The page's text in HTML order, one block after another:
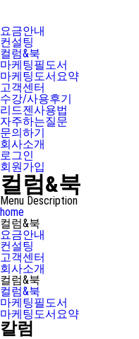
요금안내
컨설팅
컬럼&북
마케팅필도서
마케팅도서요약
고객센터
수강/사용후기
리드젠사용법
자주하는질문
문의하기
회사소개
로그인
회원가입
컬럼&북
Menu Description
home
컬럼&북
요금안내
컨설팅
고객센터
회사소개
컬럼&북
컬럼&북
마케팅필도서
마케팅도서요약
칼럼